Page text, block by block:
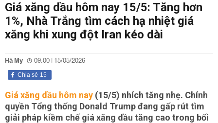
Giá xăng dầu hôm nay 15/5: Tăng hơn
1%, Nhà Trắng tìm cách hạ nhiệt giá
xăng khi xung đột Iran kéo dài
Hà My 09:00 | 15/05/2026
15
Chia sẻ
Giá xăng dầu hôm nay (15/5) nhích tăng nhẹ. Chính
quyền Tổng thống Donald Trump đang gấp rút tìm
giải pháp kiềm chế giá xăng dầu tăng cao trong bối